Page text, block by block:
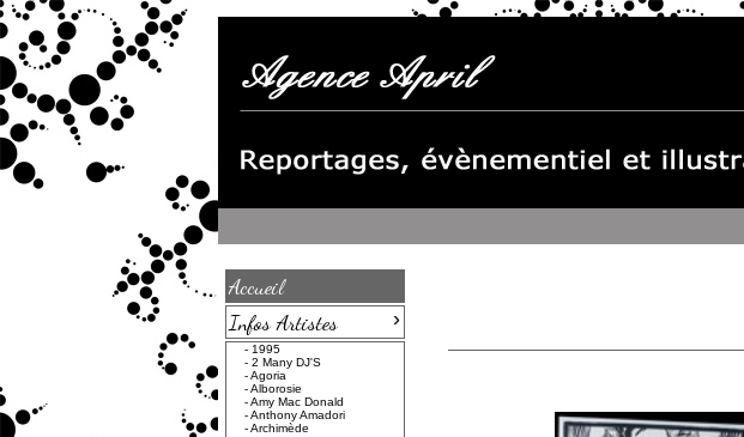
Accueil
Infos Artistes
›
- 1995
- 2 Many DJ'S
-Agoria
-Alborosie
-Amy Mac Donald
-Anthony Amadori
-Archimède